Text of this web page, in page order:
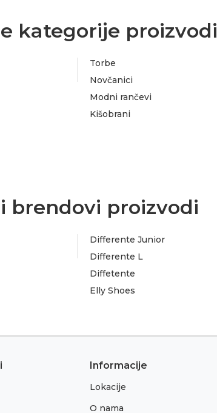
kategorije proizvodi
Torbe
Novčanici
Modni rančevi
Kišobrani
brendovi proizvodi
Differente Junior
Differente L
Diffetente
Elly Shoes
Informacije
Lokacije
O nama